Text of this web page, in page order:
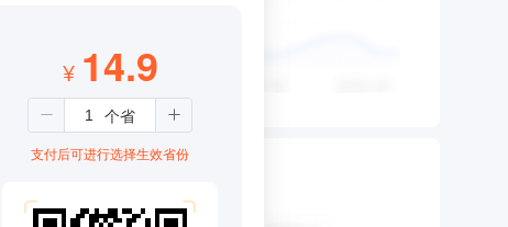
¥ 14.9
支付后可进行选择生效省份